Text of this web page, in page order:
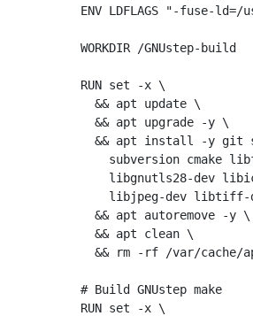
ENV LDFLAGS "-fuse-
WORKDIR /GNUstep-build
RUN set -x \
  && apt update \
  && apt upgrade -y \
&& apt install -y git
subversion cmake
libgnutls28-dev
libjpeg-dev
  && apt autoremove -y \
  && apt clean \
&& rm -rf /var/cache/
# Build GNUstep make
RUN set -x \